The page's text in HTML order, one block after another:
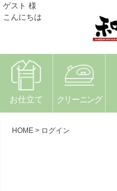
ゲスト 様
こんにちは
お仕立て クリーニング
着物なん
〒615-0051
HOME ログイン